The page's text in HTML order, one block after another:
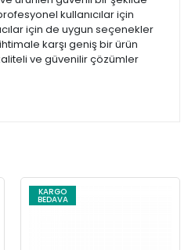
kullanıcılar için
için de uygun seçenekler
karşı geniş bir ürün
ve güvenilir çözümler
KARGO
BEDAVA